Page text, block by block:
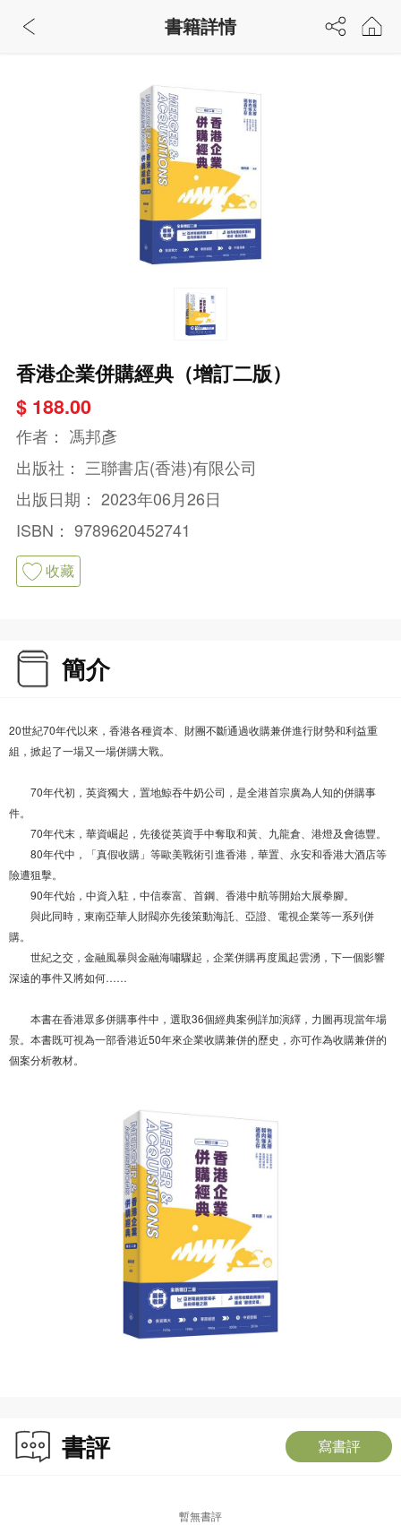
香港企業併購經典（增訂二版）
$ 188.00
作者： 馮邦彥
出版社： 三聯書店(香港)有限公司
出版日期： 2023年06月26日
ISBN： 9789620452741
收藏
簡介
20世紀70年代以來，香港各種資本、財團不斷通過收購兼併進行財勢和利益重
組，掀起了一場又一場併購大戰。
70年代初，英資獨大，置地鯨吞牛奶公司，是全港首宗廣為人知的併購事
件。
70年代末，華資崛起，先後從英資手中奪取和黃、九龍倉、港燈及會德豐。
80年代中，「真假收購」等歐美戰術引進香港，華置、永安和香港大酒店等
險遭狙擊。
90年代始，中資入駐，中信泰富、首鋼、香港中航等開始大展拳腳。
與此同時，東南亞華人財閥亦先後策動海託、亞證、電視企業等一系列併
購。
世紀之交，金融風暴與金融海嘯驟起，企業併購再度風起雲湧，下一個影響
深遠的事件又將如何……
本書在香港眾多併購事件中，選取36個經典案例詳加演繹，力圖再現當年場
景。本書既可視為一部香港近50年來企業收購兼併的歷史，亦可作為收購兼併的
個案分析教材。
書評 寫書評
暫無書評
書籍詳情